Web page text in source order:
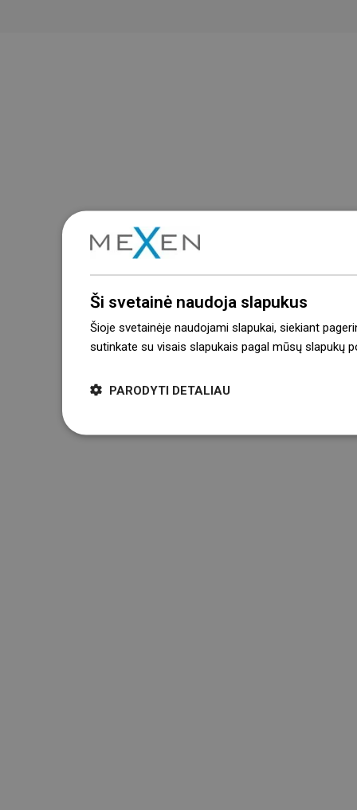
Ši svetainė naudoja slapukus
Šioje svetainėje naudojami slapukai, siekiant
sutinkate su visais slapukais pagal mūsų slapukų
PARODYTI DETALIAU